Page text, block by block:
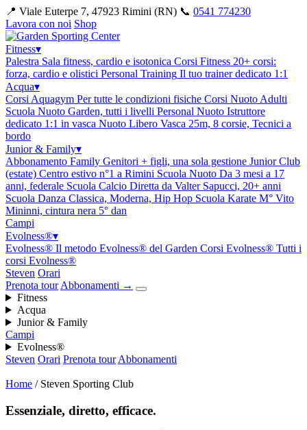
📍 Viale Euterpe 7, 47923 Rimini (RN) 📞 0541 774230
Lavora con noi Shop
Fitness▾
Palestra Sala fitness, cardio e isotonica Corsi Fitness 20+ corsi:
forza, cardio e olistici Personal Training Il tuo trainer dedicato 1:1
Acqua▾
Corsi Aquagym Per tutte le condizioni fisiche Corsi Nuoto Adulti
Scuola Nuoto Garden, tutti i livelli Personal Nuoto Istruttore
dedicato 1:1 in vasca Nuoto Libero Vasca 25m, 8 corsie, Tecnici a
bordo
Junior & Family▾
Abbonamento Family Genitori + figli, una sola gestione Junior Club
(estate) Centro estivo n°1 a Rimini Scuola Nuoto Da 3 mesi a 17
anni, federale Scuola Calcio Diretta da Valter Sapucci, 20+ anni
Scuola Danza Classica, Moderna, Hip Hop Scuola Karate M° Vito
Mininni, cintura nera 5° dan
Campi
Evolness®▾
Evolness® Il metodo Evolness® del Garden Corsi Evolness® Tutti i
corsi Evolness®
Steven Orari
Prenota tour Abbonamenti →
Fitness
Acqua
Junior & Family
Campi
Evolness®
Steven Orari Prenota tour Abbonamenti
Home / Steven Sporting Club
Essenziale, diretto, efficace.